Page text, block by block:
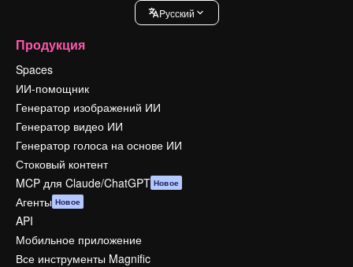
Pусский
Продукция
Spaces
ИИ-помощник
Генератор изображений ИИ
Генератор видео ИИ
Генератор голоса на основе ИИ
Стоковый контент
MCP для Claude/ChatGPT Новое
Агенты Новое
API
Мобильное приложение
Все инструменты Magnific